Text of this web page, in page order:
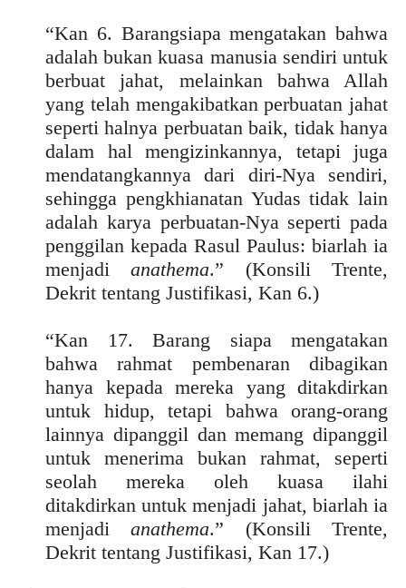
“Kan 6. Barangsiapa mengatakan bahwa
adalah bukan kuasa manusia sendiri untuk
berbuat jahat, melainkan bahwa Allah
yang telah mengakibatkan perbuatan jahat
seperti halnya perbuatan baik, tidak hanya
dalam hal mengizinkannya, tetapi juga
mendatangkannya dari diri-Nya sendiri,
sehingga pengkhianatan Yudas tidak lain
adalah karya perbuatan-Nya seperti pada
penggilan kepada Rasul Paulus: biarlah ia
menjadianathema.” (Konsili Trente,
Dekrit tentang Justifikasi, Kan 6.)
“Kan 17. Barang siapa mengatakan
bahwa rahmat pembenaran dibagikan
hanya kepada mereka yang ditakdirkan
untuk hidup, tetapi bahwa orang-orang
lainnya dipanggil dan memang dipanggil
untuk menerima bukan rahmat, seperti
seolah mereka oleh kuasa ilahi
ditakdirkan untuk menjadi jahat, biarlah ia
menjadianathema.” (Konsili Trente,
Dekrit tentang Justifikasi, Kan 17.)